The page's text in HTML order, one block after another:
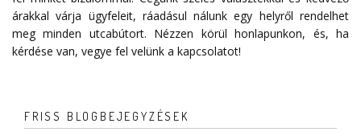
árakkal várja ügyfeleit, ráadásul nálunk egy helyről rendelhet
meg minden utcabútort. Nézzen körül honlapunkon, és, ha
kérdése van, vegye fel velünk a kapcsolatot!
FRISS BLOGBEJEGYZÉSEK